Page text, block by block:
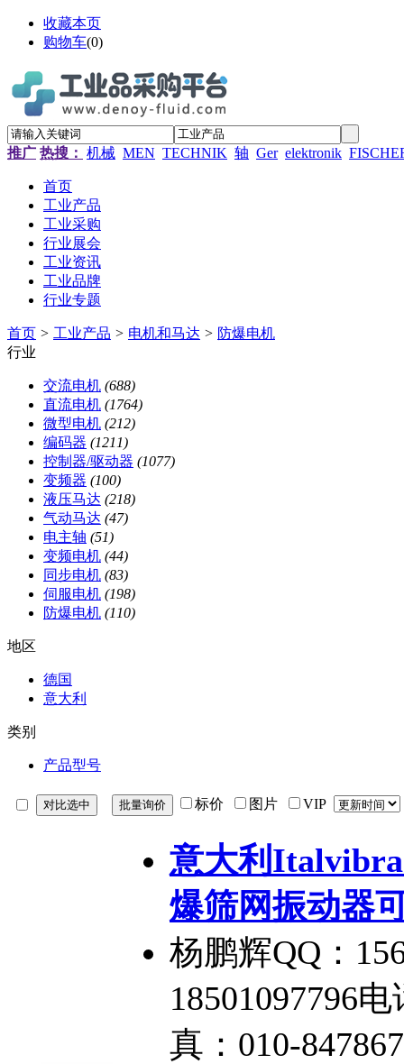
收藏本页
购物车(0)
推广 热搜： 机械 MEN TECHNIK 轴 Ger elektronik
首页
工业产品
工业采购
行业展会
工业资讯
工业品牌
行业专题
首页 > 工业产品 > 电机和马达 > 防爆电机
行业
交流电机 (688)
直流电机 (1764)
微型电机 (212)
编码器 (1211)
控制器/驱动器 (1077)
变频器 (100)
液压马达 (218)
气动马达 (47)
电主轴 (51)
变频电机 (44)
同步电机 (83)
伺服电机 (198)
防爆电机 (110)
地区
德国
意大利
类别
产品型号
标价 图片 VIP
意大利
爆筛网振动器
杨鹏辉QQ：
18501097796
真：010-